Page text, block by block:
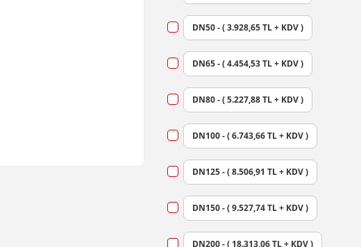
DN50 - ( 3.928,65 TL + KDV )
DN65 - ( 4.454,53 TL + KDV )
DN80 - ( 5.227,88 TL + KDV )
DN100 - ( 6.743,66 TL + KDV )
DN125 - ( 8.506,91 TL + KDV )
DN150 - ( 9.527,74 TL + KDV )
DN200 - ( 18.313,06 TL + KDV )